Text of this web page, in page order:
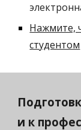
Нажмите,
студентом
и к